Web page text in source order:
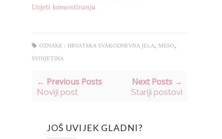
Uvjeti komentiranja
OZNAKE : HRVATSKA SVAKODNEVNA JELA, MESO,
SVINJETINA
← Previous Posts
Noviji post
Next Posts →
Stariji postovi
JOŠ UVIJEK GLADNI?